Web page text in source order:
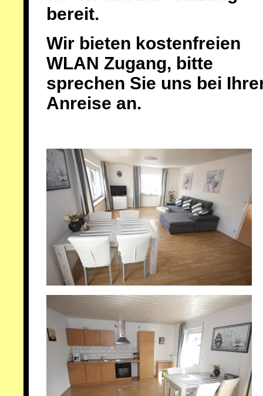
bereit.
Wir bieten kostenfreien
WLAN Zugang, bitte
sprechen Sie uns bei
Anreise an.